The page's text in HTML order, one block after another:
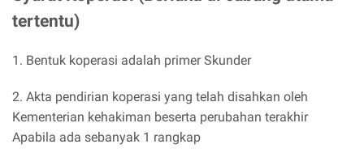
tertentu)
1. Bentuk koperasi adalah primer Skunder
2. Akta pendirian koperasi yang telah disahkan oleh
Kementerian kehakiman beserta perubahan terakhir
Apabila ada sebanyak 1 rangkap